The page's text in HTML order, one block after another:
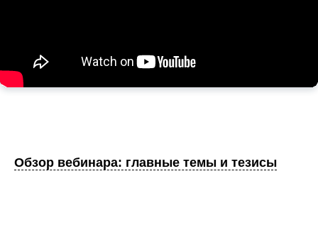
Обзор вебинара: главные темы и тезисы